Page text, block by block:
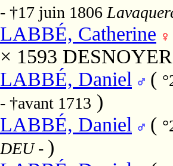
- †17 juin 1806
LABBÉ, Catherine
× 1593
LABBÉ, Daniel
(
- †avant 1713 )
LABBÉ, Daniel
(
DEU- )